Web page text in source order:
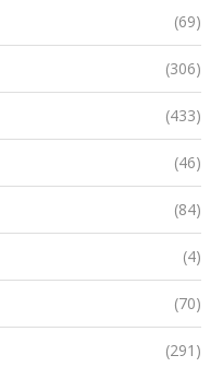
(69)
(306)
(433)
(46)
(84)
(4)
(70)
(291)